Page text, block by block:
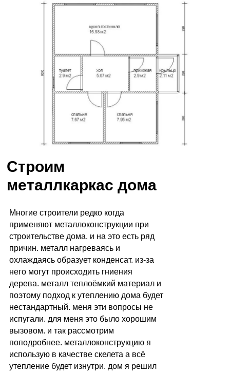
Замеры, изготовление и
установка
в Москве и Московской области
Строим
металлкаркас дома
Многие строители редко когда
применяют металлоконструкции при
строительстве дома. и на это есть ряд
причин. металл нагреваясь и
охлаждаясь образует конденсат. из-за
него могут происходить гниения
дерева. металл теплоёмкий материал и
поэтому подход к утеплению дома будет
нестандартный. меня эти вопросы не
испугали. для меня это было хорошим
вызовом. и так рассмотрим
поподробнее. металлоконструкцию я
использую в качестве скелета а всё
утепление будет изнутри. дом я решил